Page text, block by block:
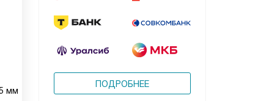
ПОДРОБНЕЕ
мм